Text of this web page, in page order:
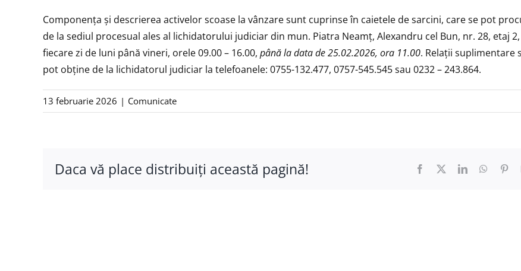
Componenţa şi descrierea activelor scoase la vânzare sunt cuprinse în caietele de sarcini, care se pot
de la sediul procesual ales al lichidatorului judiciar din mun. Piatra Neamţ, Alexandru cel Bun, nr. 28, etaj
fiecare zi de luni până vineri, orele 09.00 – 16.00, până la data de 25.02.2026, ora 11.00. Relaţii suplimentare
pot obţine de la lichidatorul judiciar la telefoanele: 0755-132.477, 0757-545.545 sau 0232 – 243.864.
13 februarie 2026 | Comunicate
Daca vă place distribuiţi această pagină! Facebook LinkedIn